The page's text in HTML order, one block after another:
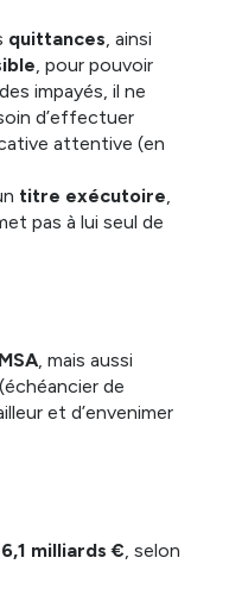
quittances, ainsi
, pour pouvoir
impayés, il ne
d’effectuer
attentive (en
titre exécutoire,
pas à lui seul de
, mais aussi
(échéancier de
et d’envenimer
milliards €, selon